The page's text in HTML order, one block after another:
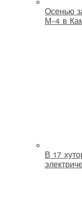
Осенью
М-4 в
В 17